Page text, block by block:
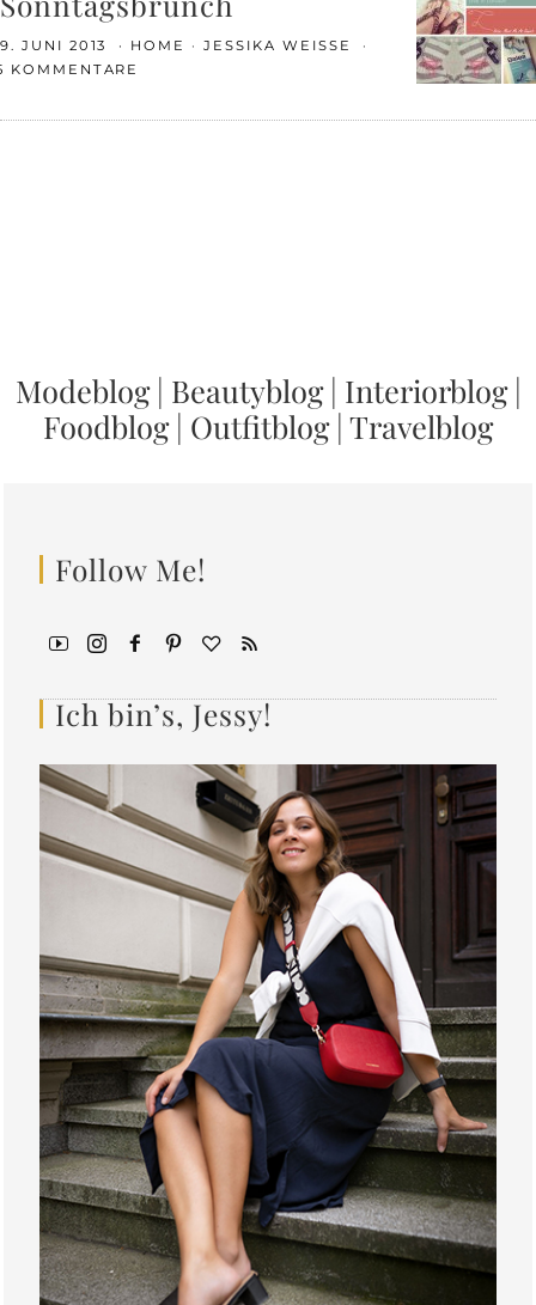
9. JUNI 2013 HOME
JESSIKA WEISSE
KOMMENTARE
Modeblog| Beautyblog| Interiorblog|
Foodblog| Outfitblog| Travelblog
Follow Me!
Ich bin’s, Jessy!